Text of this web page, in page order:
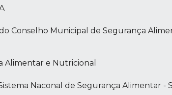
Conselho Municipal de Segurança
Alimentar e Nutricional
Naconal de Segurança Alimentar -